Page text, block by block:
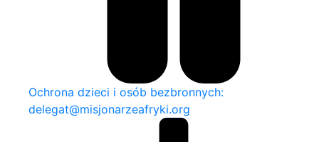
Ochrona dzieci i osób bezbronnych:
delegat@misjonarzeafryki.org